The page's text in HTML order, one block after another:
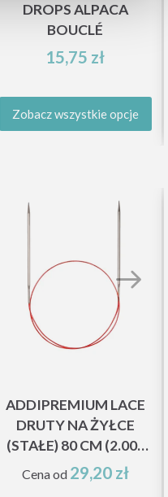
DROPS ALPACA
BOUCLÉ
15,75 zł
Zobacz wszystkie opcje
ADDIPREMIUM LACE
DRUTY NA ŻYŁCE
(STAŁE) 80 CM (2.00–
8.00 MM)
Cena od 29,20 zł